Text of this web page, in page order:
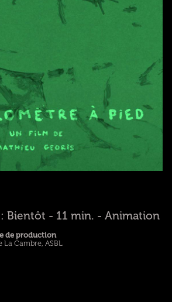
Bientôt - 11 min. - Animation
de production
Cambre, ASBL